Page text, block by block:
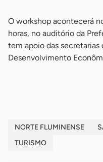
O workshop acontecerá
horas, no auditório da
tem apoio das secretarias
Desenvolvimento
NORTE FLUMINENSE
TURISMO